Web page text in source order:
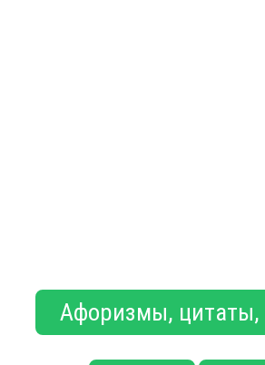
Афоризмы, цитаты,